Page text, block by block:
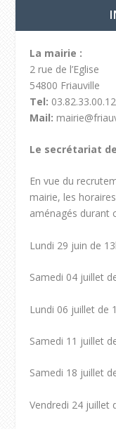
La mairie :
2 rue de l’Eglise
54800 Friauville
Tel: 03.82.33.00.12
Mail:
Le secrétariat
En vue du
mairie, les
aménagés durant
Lundi 29 juin de
Samedi 04 juillet
Lundi 06 juillet de
Samedi 11 juillet
Samedi 18 juillet
Vendredi 24 juillet